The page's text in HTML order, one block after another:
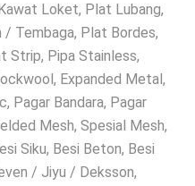
Loket, Plat Lubang,
Tembaga, Plat Bordes,
Strip, Pipa Stainless,
Expanded Metal,
Pagar Bandara, Pagar
Mesh, Spesial Mesh,
Siku, Besi Beton, Besi
/ Jiyu / Deksson,